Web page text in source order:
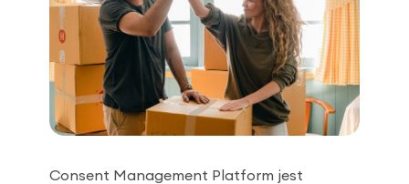
Consent Management Platform jest